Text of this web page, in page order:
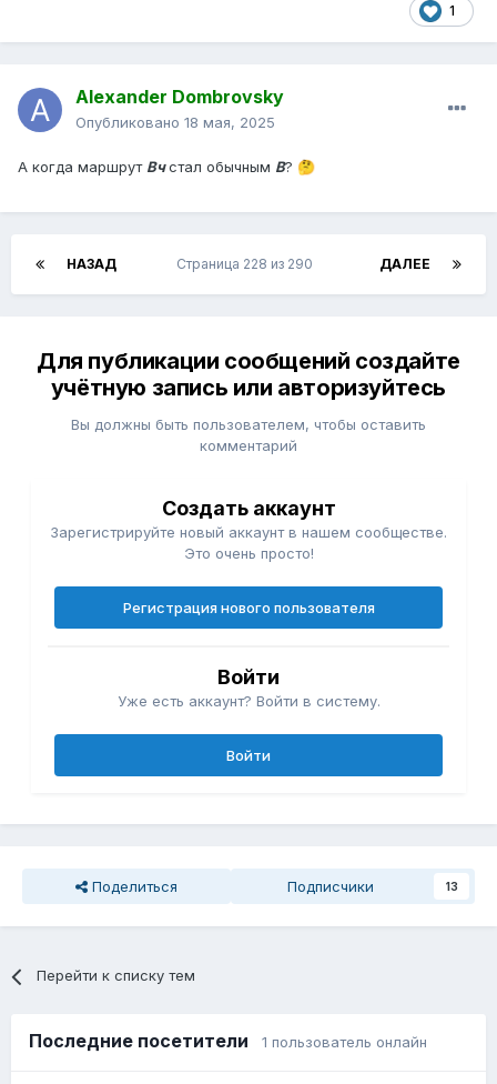
1
Alexander Dombrovsky
Опубликовано 18 мая, 2025
А когда маршрут Вчстал обычным В? 🤔
НАЗАД ДАЛЕЕ
Страница 228 из 290
Для публикации сообщений создайте
учётную запись или авторизуйтесь
Вы должны быть пользователем, чтобы оставить
комментарий
Создать аккаунт
Зарегистрируйте новый аккаунт в нашем сообществе.
Это очень просто!
Регистрация нового пользователя
Войти
Уже есть аккаунт? Войти в систему.
Войти
Поделиться Подписчики 13
Перейти к списку тем
Последние посетители 1 пользователь онлайн